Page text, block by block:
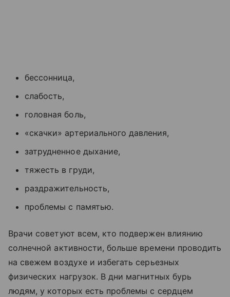
бессонница,
слабость,
головная боль,
«скачки» артериального давления,
затрудненное дыхание,
тяжесть в груди,
раздражительность,
проблемы с памятью.
Врачи советуют всем, кто подвержен влиянию
солнечной активности, больше времени проводить
на свежем воздухе и избегать серьезных
физических нагрузок. В дни магнитных бурь
людям, у которых есть проблемы с сердцем